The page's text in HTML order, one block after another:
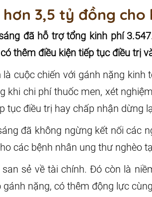
3,5 tỷ đồng
đã hỗ trợ tổng kinh phí
thêm điều kiện tiếp tục điều trị
cuộc chiến với gánh nặng
khi chi phí thuốc men, xét
điều trị hay chấp nhận dừng
đã không ngừng kết nối các
các bệnh nhân ung thư nghèo
sẻ về tài chính. Đó còn là
nặng, có thêm động lực